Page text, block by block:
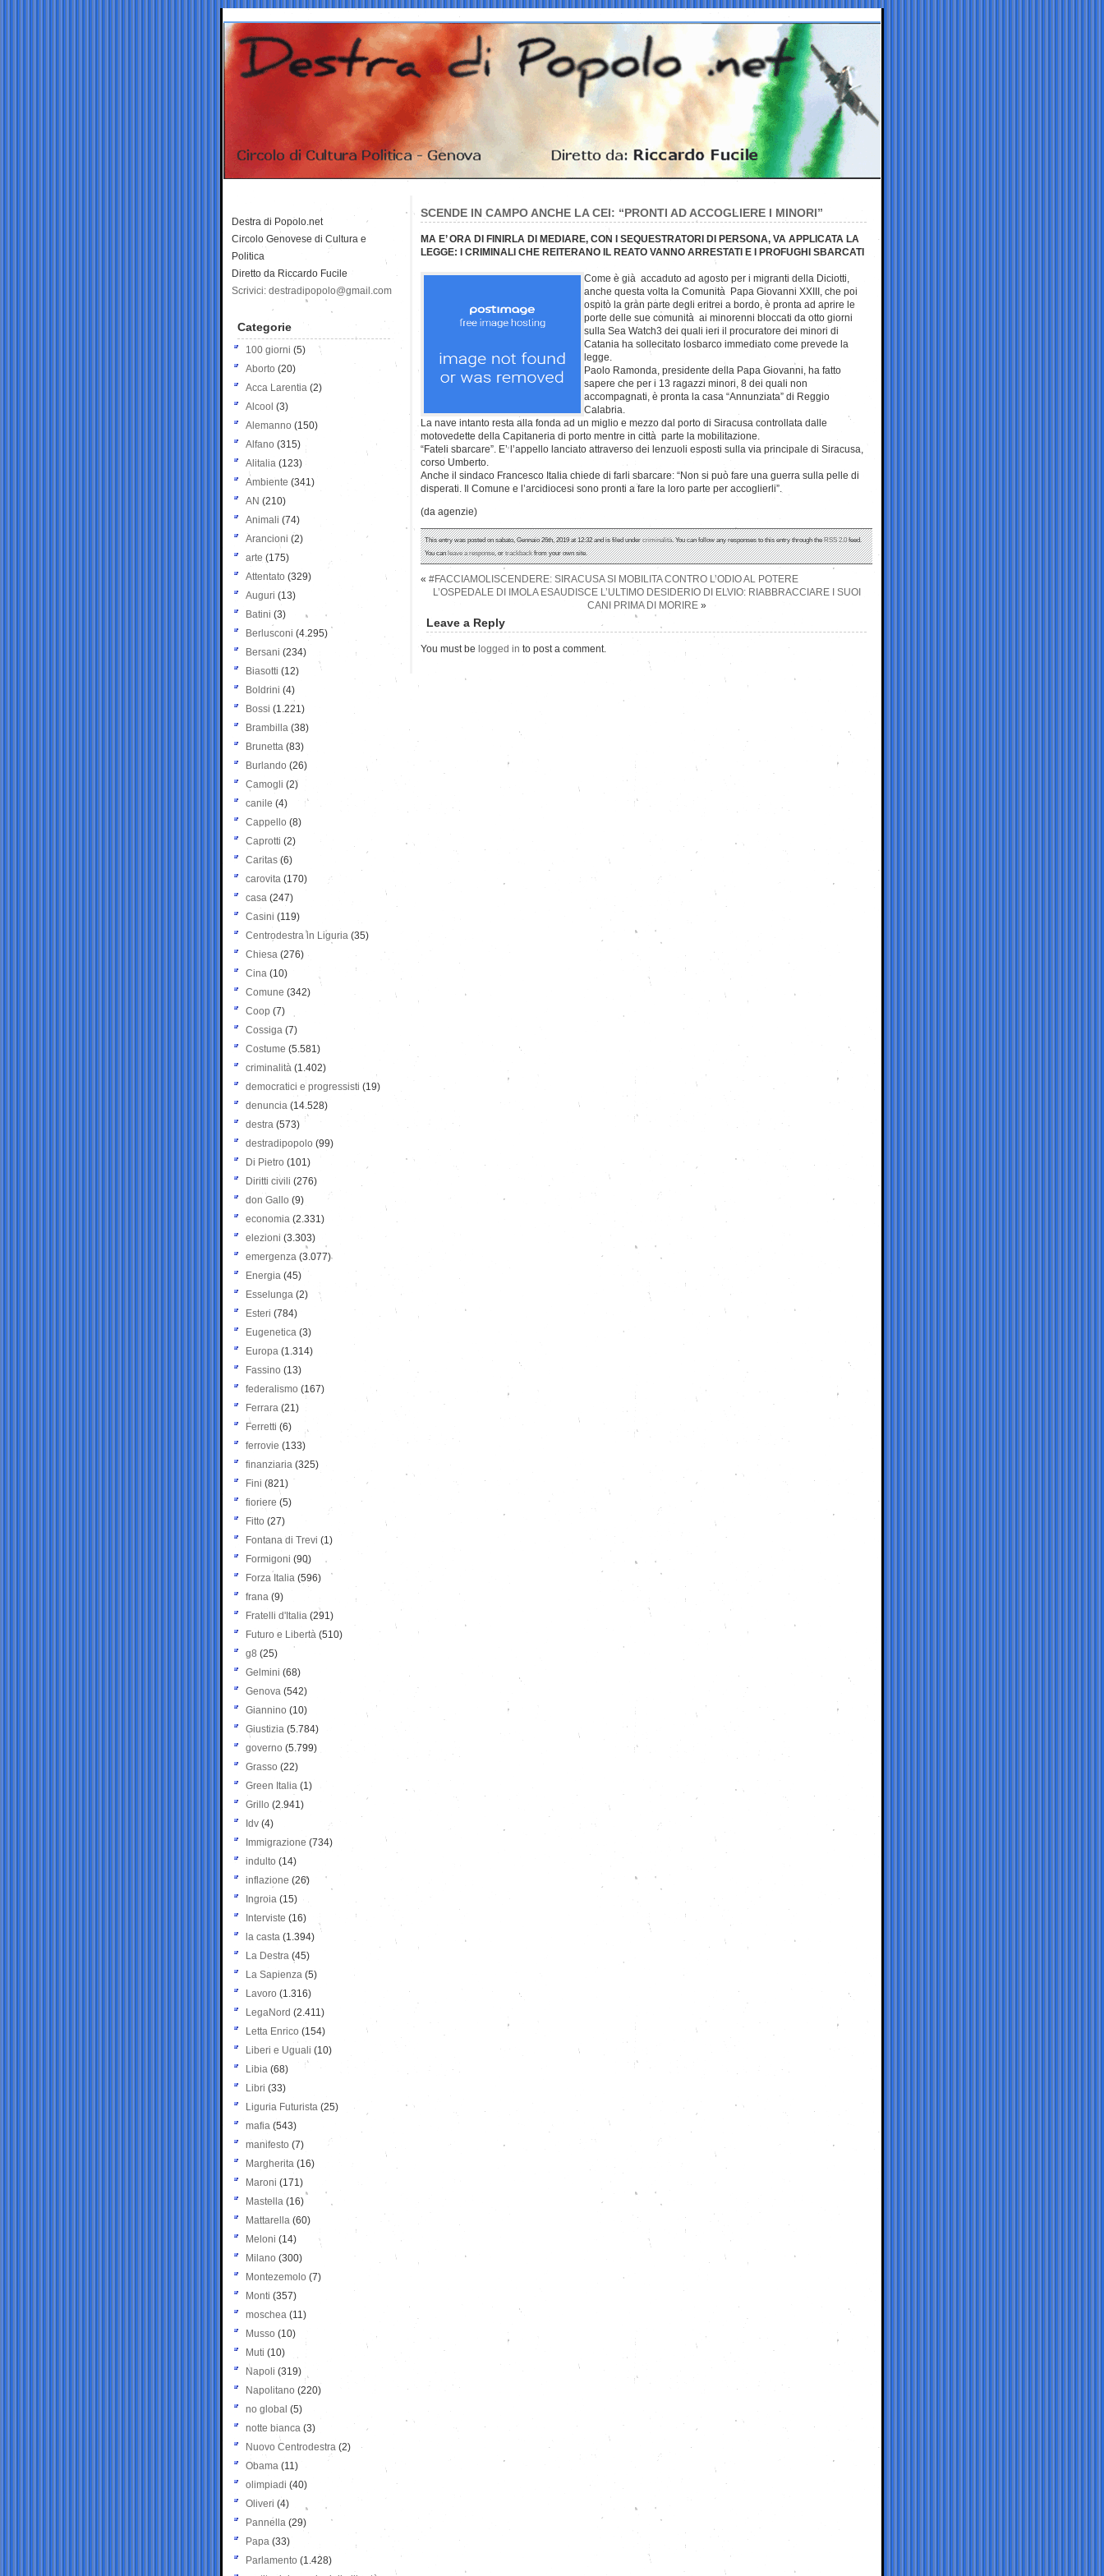
SCENDE IN CAMPO ANCHE LA CEI: “PRONTI AD ACCOGLIERE I MINORI”
MA E’ ORA DI FINIRLA DI MEDIARE, CON I SEQUESTRATORI DI PERSONA, VA APPLICATA LA
LEGGE: I CRIMINALI CHE REITERANO IL REATO VANNO ARRESTATI E I PROFUGHI SBARCATI
Come è già accaduto ad agosto per i migranti della Diciotti,
anche questa volta la Comunità Papa Giovanni XXIII, che poi
ospitò la gran parte degli eritrei a bordo, è pronta ad aprire le
porte delle sue comunità ai minorenni bloccati da otto giorni
sulla Sea Watch3 dei quali ieri il procuratore dei minori di
Catania ha sollecitato losbarco immediato come prevede la
legge.
Paolo Ramonda, presidente della Papa Giovanni, ha fatto
sapere che per i 13 ragazzi minori, 8 dei quali non
accompagnati, è pronta la casa “Annunziata” di Reggio
Calabria.
La nave intanto resta alla fonda ad un miglio e mezzo dal porto di Siracusa controllata dalle
motovedette della Capitaneria di porto mentre in città parte la mobilitazione.
“Fateli sbarcare”. E’ l’appello lanciato attraverso dei lenzuoli esposti sulla via principale di Siracusa,
corso Umberto.
Anche il sindaco Francesco Italia chiede di farli sbarcare: “Non si può fare una guerra sulla pelle di
disperati. Il Comune e l’arcidiocesi sono pronti a fare la loro parte per accoglierli”.
(da agenzie)
This entry was posted on sabato, Gennaio 26th, 2019 at 12:32 and is filed undercriminalità. You can follow any responses to this entry through theRSS 2.0feed.
You canleave a response, ortrackbackfrom your own site.
« #FACCIAMOLISCENDERE: SIRACUSA SI MOBILITA CONTRO L’ODIO AL POTERE
L’OSPEDALE DI IMOLA ESAUDISCE L’ULTIMO DESIDERIO DI ELVIO: RIABBRACCIARE I SUOI
CANI PRIMA DI MORIRE»
Leave a Reply
You must be logged in to post a comment.
Destra di Popolo.net
Circolo Genovese di Cultura e
Politica
Diretto da Riccardo Fucile
Scrivici: destradipopolo@gmail.com
Categorie
100 giorni (5)
Aborto (20)
Acca Larentia (2)
Alcool (3)
Alemanno (150)
Alfano (315)
Alitalia (123)
Ambiente (341)
AN (210)
Animali (74)
Arancioni (2)
arte (175)
Attentato (329)
Auguri (13)
Batini (3)
Berlusconi (4.295)
Bersani (234)
Biasotti (12)
Boldrini (4)
Bossi (1.221)
Brambilla (38)
Brunetta (83)
Burlando (26)
Camogli (2)
canile (4)
Cappello (8)
Caprotti (2)
Caritas (6)
carovita (170)
casa (247)
Casini (119)
Centrodestra in Liguria (35)
Chiesa (276)
Cina (10)
Comune (342)
Coop (7)
Cossiga (7)
Costume (5.581)
criminalità (1.402)
democratici e progressisti (19)
denuncia (14.528)
destra (573)
destradipopolo (99)
Di Pietro (101)
Diritti civili (276)
don Gallo (9)
economia (2.331)
elezioni (3.303)
emergenza (3.077)
Energia (45)
Esselunga (2)
Esteri (784)
Eugenetica (3)
Europa (1.314)
Fassino (13)
federalismo (167)
Ferrara (21)
Ferretti (6)
ferrovie (133)
finanziaria (325)
Fini (821)
fioriere (5)
Fitto (27)
Fontana di Trevi (1)
Formigoni (90)
Forza Italia (596)
frana (9)
Fratelli d'Italia (291)
Futuro e Libertà (510)
g8 (25)
Gelmini (68)
Genova (542)
Giannino (10)
Giustizia (5.784)
governo (5.799)
Grasso (22)
Green Italia (1)
Grillo (2.941)
Idv (4)
Immigrazione (734)
indulto (14)
inflazione (26)
Ingroia (15)
Interviste (16)
la casta (1.394)
La Destra (45)
La Sapienza (5)
Lavoro (1.316)
LegaNord (2.411)
Letta Enrico (154)
Liberi e Uguali (10)
Libia (68)
Libri (33)
Liguria Futurista (25)
mafia (543)
manifesto (7)
Margherita (16)
Maroni (171)
Mastella (16)
Mattarella (60)
Meloni (14)
Milano (300)
Montezemolo (7)
Monti (357)
moschea (11)
Musso (10)
Muti (10)
Napoli (319)
Napolitano (220)
no global (5)
notte bianca (3)
Nuovo Centrodestra (2)
Obama (11)
olimpiadi (40)
Oliveri (4)
Pannella (29)
Papa (33)
Parlamento (1.428)